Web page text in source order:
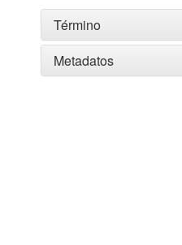
Término
Metadatos